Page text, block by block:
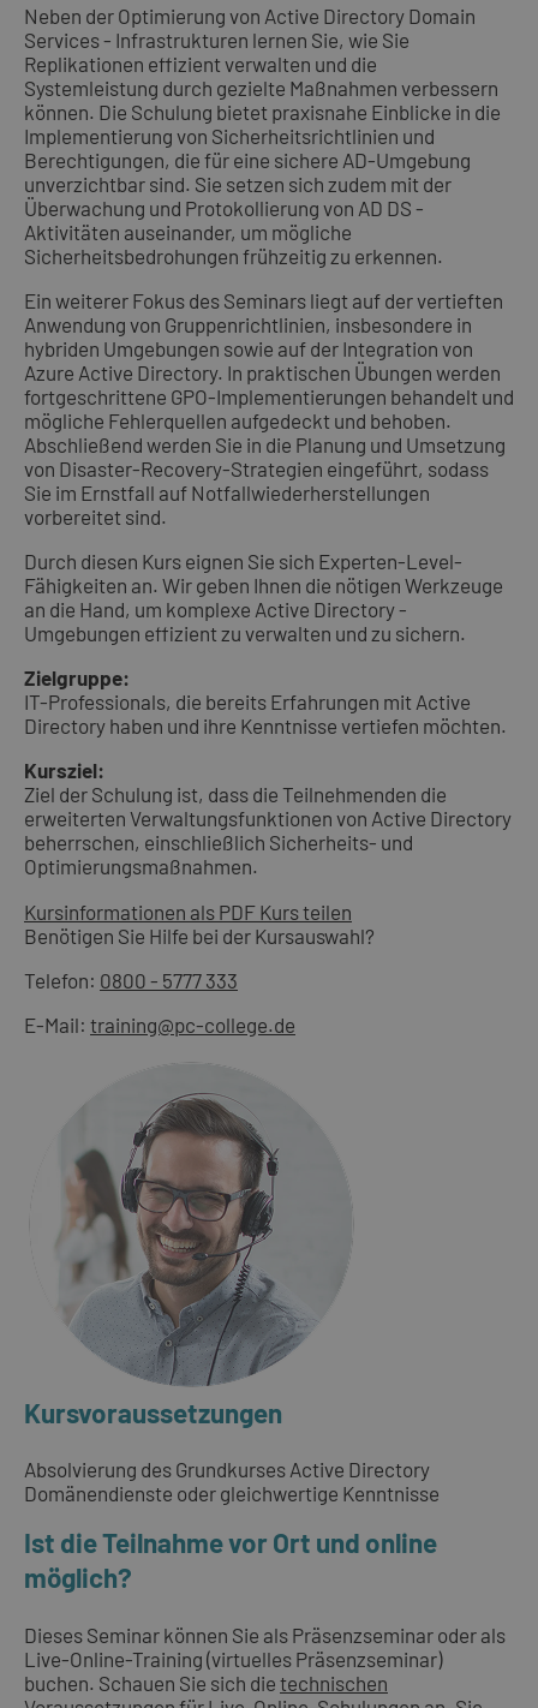
Neben der Optimierung von Active Directory Domain
Services - Infrastrukturen lernen Sie, wie Sie
Replikationen effizient verwalten und die
Systemleistung durch gezielte Maßnahmen verbessern
können. Die Schulung bietet praxisnahe Einblicke in die
Implementierung von Sicherheitsrichtlinien und
Berechtigungen, die für eine sichere AD-Umgebung
unverzichtbar sind. Sie setzen sich zudem mit der
Überwachung und Protokollierung von AD DS -
Aktivitäten auseinander, um mögliche
Sicherheitsbedrohungen frühzeitig zu erkennen.
Ein weiterer Fokus des Seminars liegt auf der vertieften
Anwendung von Gruppenrichtlinien, insbesondere in
hybriden Umgebungen sowie auf der Integration von
Azure Active Directory. In praktischen Übungen werden
fortgeschrittene GPO-Implementierungen behandelt und
mögliche Fehlerquellen aufgedeckt und behoben.
Abschließend werden Sie in die Planung und Umsetzung
von Disaster-Recovery-Strategien eingeführt, sodass
Sie im Ernstfall auf Notfallwiederherstellungen
vorbereitet sind.
Durch diesen Kurs eignen Sie sich Experten-Level-
Fähigkeiten an. Wir geben Ihnen die nötigen Werkzeuge
an die Hand, um komplexe Active Directory -
Umgebungen effizient zu verwalten und zu sichern.
Zielgruppe:
IT-Professionals, die bereits Erfahrungen mit Active
Directory haben und ihre Kenntnisse vertiefen möchten.
Kursziel:
Ziel der Schulung ist, dass die Teilnehmenden die
erweiterten Verwaltungsfunktionen von Active Directory
beherrschen, einschließlich Sicherheits- und
Optimierungsmaßnahmen.
Kursinformationen als PDF Kurs teilen
Benötigen Sie Hilfe bei der Kursauswahl?
Telefon: 0800 - 5777 333
E-Mail: training@pc-college.de
Kursvoraussetzungen
Absolvierung des Grundkurses Active Directory
Domänendienste oder gleichwertige Kenntnisse
Ist die Teilnahme vor Ort und online
möglich?
Dieses Seminar können Sie als Präsenzseminar oder als
Live-Online-Training (virtuelles Präsenzseminar)
buchen. Schauen Sie sich die technischen